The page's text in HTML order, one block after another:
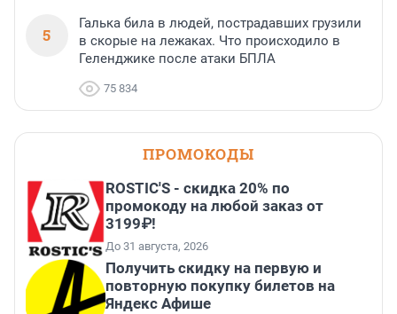
5
Галька била в людей, пострадавших грузили
в скорые на лежаках. Что происходило в
Геленджике после атаки БПЛА
75 834
ПРОМОКОДЫ
ROSTIC'S - скидка 20% по
промокоду на любой заказ от
3199₽!
До 31 августа, 2026
Получить скидку на первую и
повторную покупку билетов на
Яндекс Афише